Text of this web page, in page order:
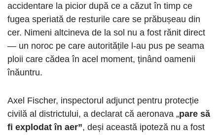
accidentare la picior după ce a căzut în timp ce
fugea speriată de resturile care se prăbușeau din
cer. Nimeni altcineva de la sol nu a fost rănit direct
— un noroc pe care autoritățile l-au pus pe seama
ploii care cădea în acel moment, ținând oamenii
înăuntru.
Axel Fischer, inspectorul adjunct pentru protecție
civilă al districtului, a declarat că aeronava „pare să
fi explodat în aer”, deși această ipoteză nu a fost